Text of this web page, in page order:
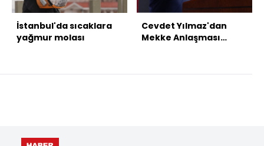
İstanbul'da sıcaklara
yağmur molası
Cevdet Yılmaz'dan
Mekke Anlaşması